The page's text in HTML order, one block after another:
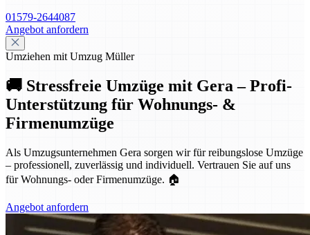
01579-2644087
Angebot anfordern
Umziehen mit Umzug Müller
🚚 Stressfreie Umzüge mit Gera – Profi-
Unterstützung für Wohnungs- &
Firmenumzüge
Als Umzugsunternehmen Gera sorgen wir für reibungslose Umzüge
– professionell, zuverlässig und individuell. Vertrauen Sie auf uns
für Wohnungs- oder Firmenumzüge. 🏠
Angebot anfordern